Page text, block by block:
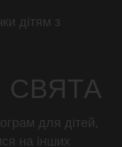
дітям з
для дітей,
на інших